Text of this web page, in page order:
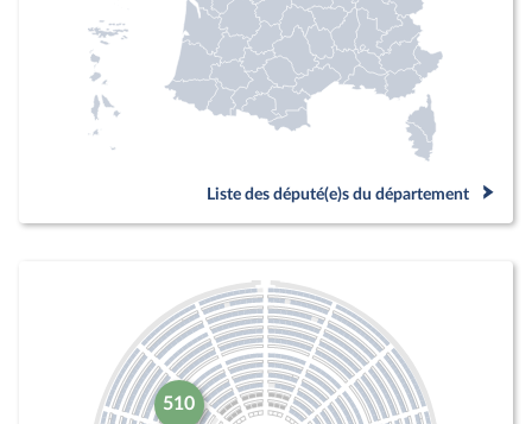
Liste des député(e)s du département
510